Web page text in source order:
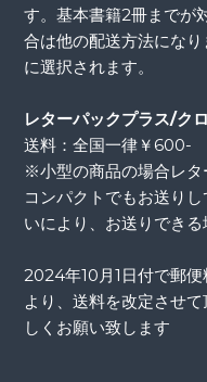
す。基本書籍2冊までが
合は他の配送方法にな
に選択されます。
レターパックプラス/ク
送料：全国一律￥600-
※小型の商品の場合レタ
コンパクトでもお送り
いにより、お送りできる
2024年10月1日付で郵便
より、送料を改定させ
しくお願い致します